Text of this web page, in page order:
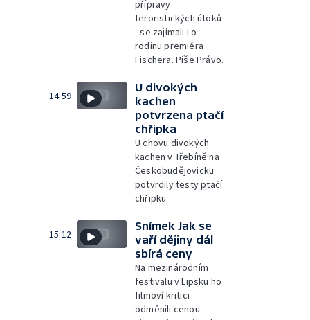
přípravy
teroristických útoků
- se zajímali i o
rodinu premiéra
Fischera. Píše Právo.
14:59
U divokých
kachen
potvrzena ptačí
chřipka
U chovu divokých
kachen v Třebíně na
Českobudějovicku
potvrdily testy ptačí
chřipku.
15:12
Snímek Jak se
vaří dějiny dál
sbírá ceny
Na mezinárodním
festivalu v Lipsku ho
filmoví kritici
odměnili cenou